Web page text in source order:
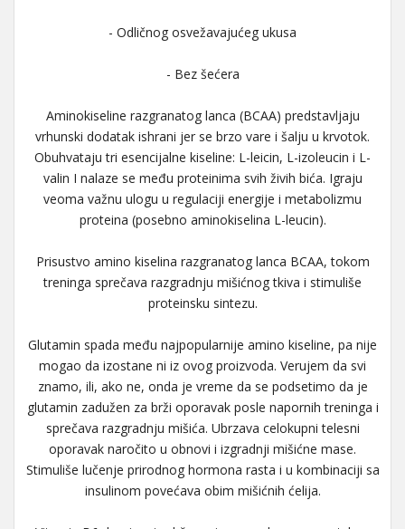
- Odličnog osvežavajućeg ukusa
- Bez šećera
Aminokiseline razgranatog lanca (BCAA) predstavljaju
vrhunski dodatak ishrani jer se brzo vare i šalju u krvotok.
Obuhvataju tri esencijalne kiseline: L-leicin, L-izoleucin i L-
valin I nalaze se među proteinima svih živih bića. Igraju
veoma važnu ulogu u regulaciji energije i metabolizmu
proteina (posebno aminokiselina L-leucin).
Prisustvo amino kiselina razgranatog lanca BCAA, tokom
treninga sprečava razgradnju mišićnog tkiva i stimuliše
proteinsku sintezu.
Glutamin spada među najpopularnije amino kiseline, pa nije
mogao da izostane ni iz ovog proizvoda. Verujem da svi
znamo, ili, ako ne, onda je vreme da se podsetimo da je
glutamin zadužen za brži oporavak posle napornih treninga i
sprečava razgradnju mišića. Ubrzava celokupni telesni
oporavak naročito u obnovi i izgradnji mišićne mase.
Stimuliše lučenje prirodnog hormona rasta i u kombinaciji sa
insulinom povećava obim mišićnih ćelija.